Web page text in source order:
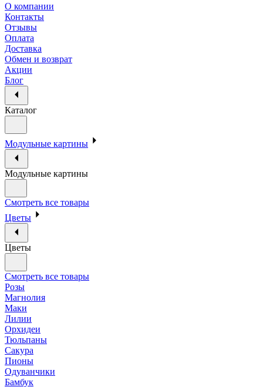
О компании
Контакты
Отзывы
Оплата
Доставка
Обмен и возврат
Акции
Блог
Каталог
Модульные картины
Модульные картины
Смотреть все товары
Цветы
Цветы
Смотреть все товары
Розы
Магнолия
Маки
Лилии
Орхидеи
Тюльпаны
Сакура
Пионы
Одуванчики
Бамбук